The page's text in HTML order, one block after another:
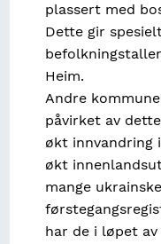
plassert med
Dette gir
Heim.
Andre
påvirket av
økt innvandring
økt
mange
har de i løpet